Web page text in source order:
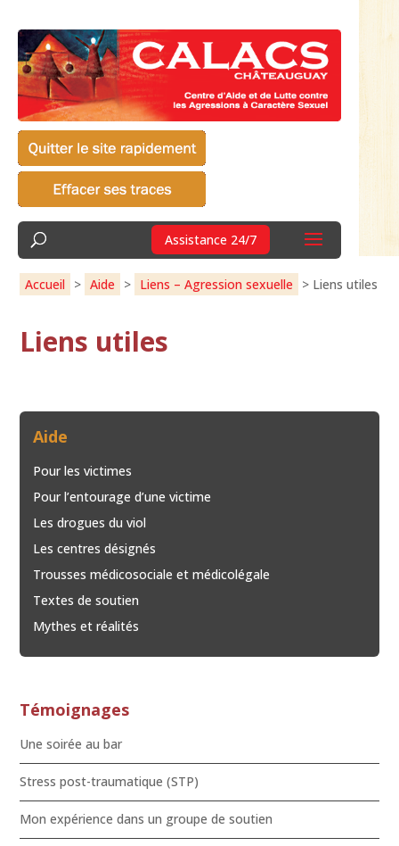
Assistance 24/7
Accueil > Aide > Liens – Agression sexuelle > Liens utiles
Liens utiles
Aide
Pour les victimes
Pour l’entourage d’une victime
Les drogues du viol
Les centres désignés
Trousses médicosociale et médicolégale
Textes de soutien
Mythes et réalités
Témoignages
Une soirée au bar
Stress post-traumatique (STP)
Mon expérience dans un groupe de soutien